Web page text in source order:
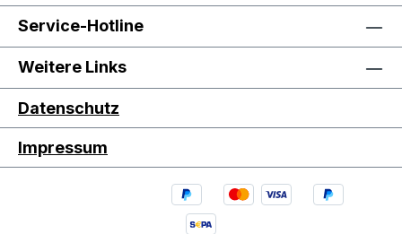
Service-Hotline
Weitere Links
Datenschutz
Impressum